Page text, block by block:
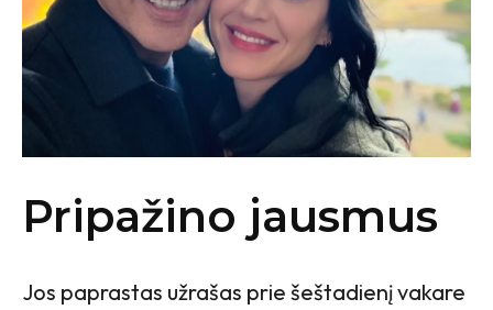
Pripažino jausmus
Jos paprastas užrašas prie šeštadienį vakare